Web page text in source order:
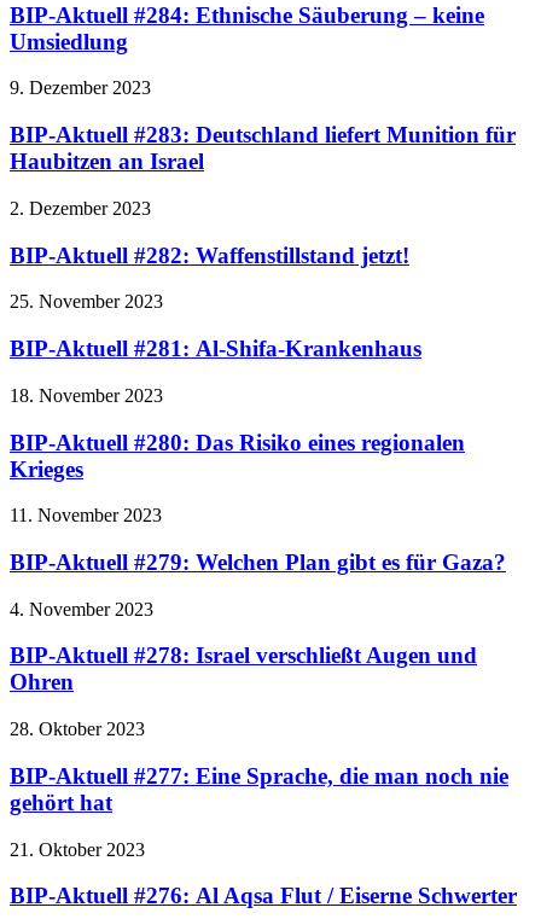
BIP-Aktuell #284: Ethnische Säuberung – keine
Umsiedlung
9. Dezember 2023
BIP-Aktuell #283: Deutschland liefert Munition für
Haubitzen an Israel
2. Dezember 2023
BIP-Aktuell #282: Waffenstillstand jetzt!
25. November 2023
BIP-Aktuell #281: Al-Shifa-Krankenhaus
18. November 2023
BIP-Aktuell #280: Das Risiko eines regionalen
Krieges
11. November 2023
BIP-Aktuell #279: Welchen Plan gibt es für Gaza?
4. November 2023
BIP-Aktuell #278: Israel verschließt Augen und
Ohren
28. Oktober 2023
BIP-Aktuell #277: Eine Sprache, die man noch nie
gehört hat
21. Oktober 2023
BIP-Aktuell #276: Al Aqsa Flut / Eiserne Schwerter